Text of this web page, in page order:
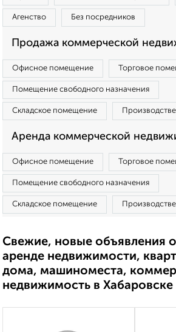
Агенство Без посредников
Продажа коммерческой
Офисное помещение Торговое
Помещение свободного назначения
Складское помещение
Аренда коммерческой
Офисное помещение Торговое
Помещение свободного назначения
Складское помещение
Свежие, новые объявления
аренде недвижимости,
дома, машиноместа,
недвижимость в Хабаровске